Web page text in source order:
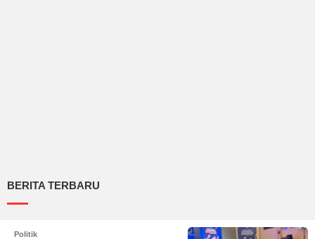
BERITA TERBARU
Politik